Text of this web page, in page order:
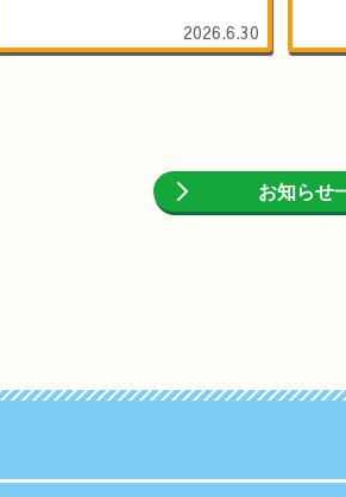
2026.6.30
お知らせ